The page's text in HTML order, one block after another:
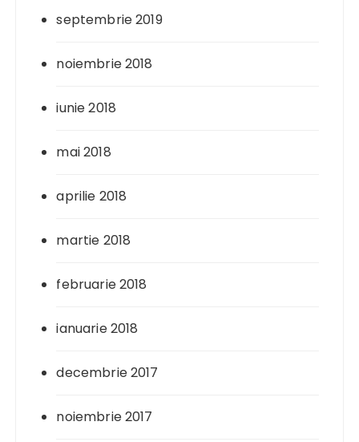
septembrie 2019
noiembrie 2018
iunie 2018
mai 2018
aprilie 2018
martie 2018
februarie 2018
ianuarie 2018
decembrie 2017
noiembrie 2017